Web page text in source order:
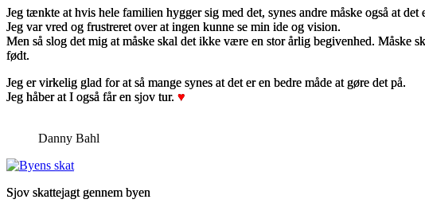
Jeg tænkte at hvis hele familien hygger sig med det, synes andre måske også at
Jeg var vred og frustreret over at ingen kunne se min ide og vision.
Men så slog det mig at måske skal det ikke være en stor årlig begivenhed. Måske
født.
Jeg er virkelig glad for at så mange synes at det er en bedre måde at gøre det på.
Jeg håber at I også får en sjov tur. ♥
Danny Bahl
Sjov skattejagt gennem byen